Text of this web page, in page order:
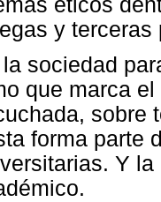
y terceras
la sociedad
que marca
sobre
forma parte
Y